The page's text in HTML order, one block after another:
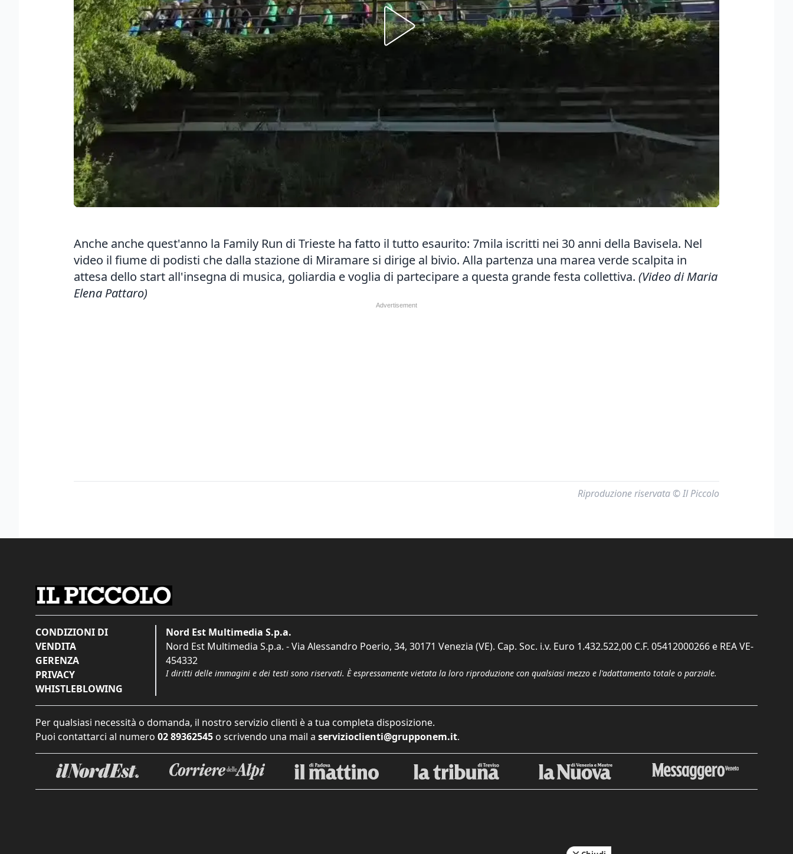
Anche anche quest'anno la Family Run di Trieste ha fatto il tutto esaurito: 7mila iscritti nei 30 anni della Bavisela. Nel
video il fiume di podisti che dalla stazione di Miramare si dirige al bivio. Alla partenza una marea verde scalpita in
attesa dello start all'insegna di musica, goliardia e voglia di partecipare a questa grande festa collettiva. (Video di Maria
Elena Pattaro)
Riproduzione riservata © Il Piccolo
CONDIZIONI DI
VENDITA
GERENZA
PRIVACY
WHISTLEBLOWING
Nord Est Multimedia S.p.a.
Nord Est Multimedia S.p.a. - Via Alessandro Poerio, 34, 30171 Venezia (VE). Cap. Soc. i.v. Euro 1.432.522,00 C.F. 05412000266 e REA VE-
454332
I diritti delle immagini e dei testi sono riservati. È espressamente vietata la loro riproduzione con qualsiasi mezzo e l'adattamento totale o parziale.
Per qualsiasi necessità o domanda, il nostro servizio clienti è a tua completa disposizione.
Puoi contattarci al numero 02 89362545 o scrivendo una mail a servizioclienti@grupponem.it.